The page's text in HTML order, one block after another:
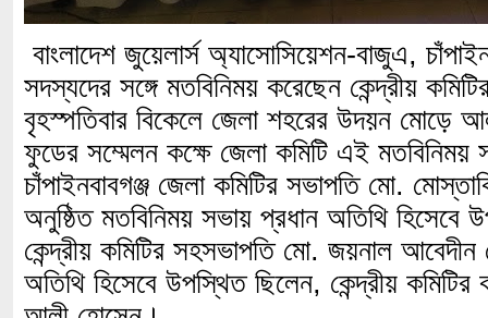
বাংলাদেশ জুয়েলার্স অ্যাসোসিয়েশন-বাজুএ,
সদস্যদের সঙ্গে মতবিনিময় করেছেন কেন্দ্রীয়
বৃহস্পতিবার বিকেলে জেলা শহরের উদয়ন মোড়ে
ফুডের সম্মেলন কক্ষে জেলা কমিটি এই
চাঁপাইনবাবগঞ্জ জেলা কমিটির সভাপতি মো.
অনুষ্ঠিত মতবিনিময় সভায় প্রধান অতিথি হিসেবে
কেন্দ্রীয় কমিটির সহসভাপতি মো. জয়নাল
অতিথি হিসেবে উপস্থিত ছিলেন, কেন্দ্রীয় কমিটির